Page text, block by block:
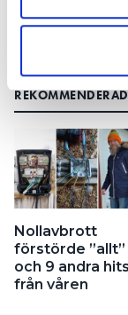
samlat in när du
Nollavbrott
förstörde ”allt”
och 9 andra hits
från våren